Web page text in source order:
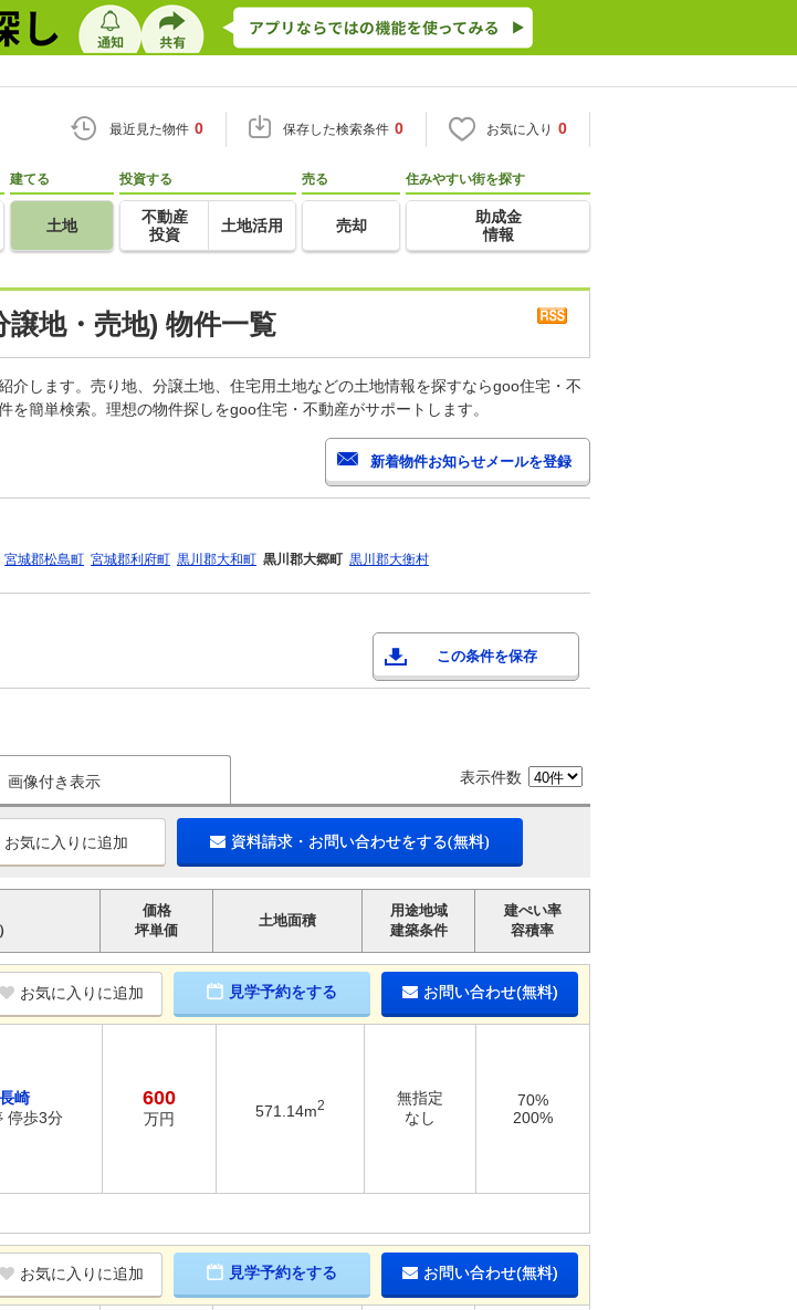
最近見た物件 0 保存した検索条件 0 お気に入り 0
建てる
土地
投資する
不動産
投資
土地活用
売る
売却
住みやすい街を探す
助成金
情報
地・売地) 物件一覧
します。売り地、分譲土地、住宅用土地などの土地情報を探すならgoo住宅・不
簡単検索。理想の物件探しをgoo住宅・不動産がサポートします。
宮城郡松島町 宮城郡利府町 黒川郡大和町 黒川郡大郷町 黒川郡大衡村
この条件を保存
画像付き表示 表示件数
お気に入りに追加 資料請求・お問い合わせをする(無料)
価格
坪単価
土地面積
用途地域
建築条件
建ぺい率
容積率
お気に入りに追加 見学予約をする お問い合わせ(無料)
崎
停歩3分
600
万円 571.14m2
無指定
なし
70%
200%
お気に入りに追加 見学予約をする お問い合わせ(無料)